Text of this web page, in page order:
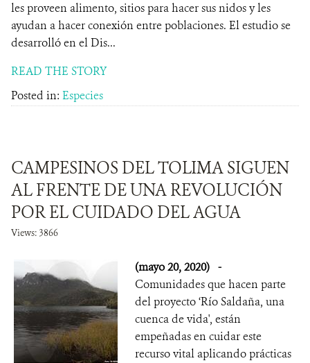
les proveen alimento, sitios para hacer sus nidos y les
ayudan a hacer conexión entre poblaciones. El estudio se
desarrolló en el Dis...
READ THE STORY
Posted in: Especies
CAMPESINOS DEL TOLIMA SIGUEN
AL FRENTE DE UNA REVOLUCIÓN
POR EL CUIDADO DEL AGUA
Views: 3866
(mayo 20, 2020) -
Comunidades que hacen parte
del proyecto ‘Río Saldaña, una
cuenca de vida', están
empeñadas en cuidar este
recurso vital aplicando prácticas